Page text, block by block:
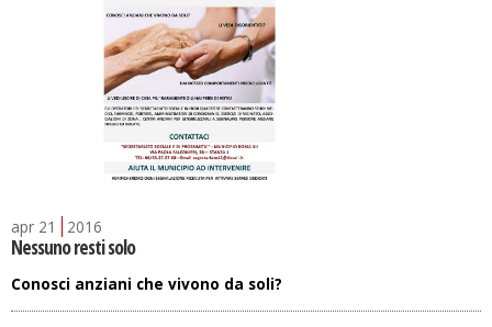
apr 21 2016
Nessuno resti solo
Conosci anziani che vivono da soli?